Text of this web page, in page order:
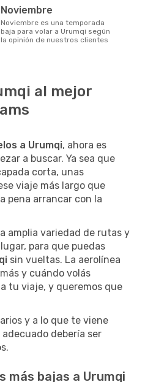
noviembre
noviembre es una temporada
baja para volar a Urumqi según
la opinión de nuestros clientes
al mejor
a Urumqi, ahora es
a buscar. Ya sea que
corta, unas
viaje más largo que
pena arrancar con la
amplia variedad de rutas y
para que puedas
sin vueltas. La aerolínea
y cuándo volás
tu viaje, y queremos que
y a lo que te viene
debería ser
más bajas a Urumqi